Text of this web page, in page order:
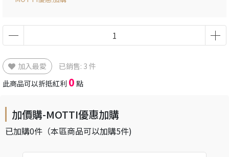
加入最愛
已銷售: 3 件
此商品可以折抵紅利 0 點
加價購-MOTTI優惠加購
已加購0件 （本區商品可以加購5件)